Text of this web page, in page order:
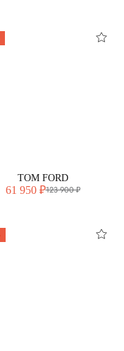
TOM FORD
61 950 ₽123 900 ₽